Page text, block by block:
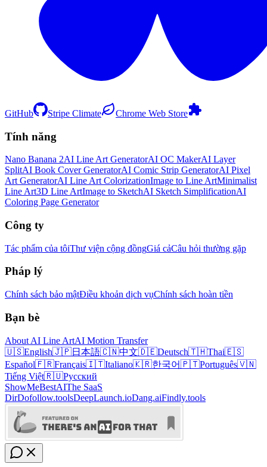
GitHub Stripe Climate Chrome Web Store
Tính năng
Nano Banana 2AI Line Art GeneratorAI OC MakerAI Layer
SplitAI Book Cover GeneratorAI Comic Strip GeneratorAI Pixel
Art GeneratorAI Line Art ColorizationImage to Line ArtMinimalist
Line Art3D Line ArtImage to SketchAI Sketch SimplificationAI
Coloring Page Generator
Công ty
Tác phẩm của tôiThư viện cộng đồngGiá cảCâu hỏi thường gặp
Pháp lý
Chính sách bảo mậtĐiều khoản dịch vụChính sách hoàn tiền
Bạn bè
About AI Line ArtAI Motion Transfer
🇺🇸English🇯🇵日本語🇨🇳中文🇩🇪Deutsch🇹🇭Thai🇪🇸
Español🇫🇷Français🇮🇹Italiano🇰🇷한국어🇵🇹Português🇻🇳
Tiếng Việt🇷🇺Русский
ShowMeBestAIThe SaaS
DirDofollow.toolsDeepLaunch.ioDang.aiFindly.tools